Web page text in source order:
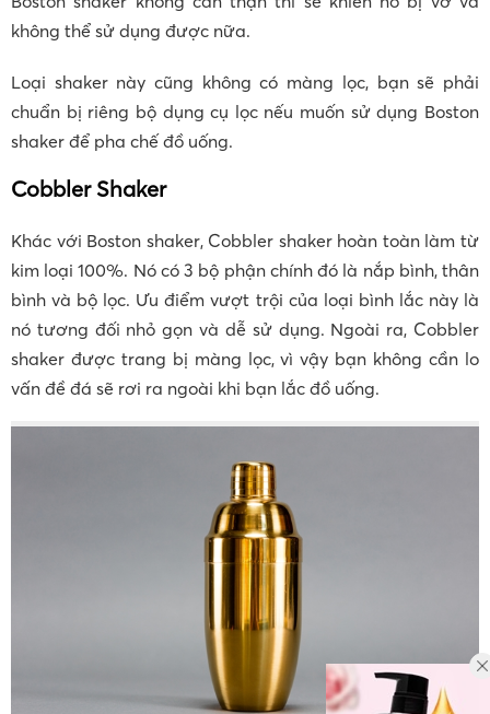
không thể sử dụng được nữa.
Loại shaker này cũng không có màng lọc, bạn sẽ phải
chuẩn bị riêng bộ dụng cụ lọc nếu muốn sử dụng Boston
shaker để pha chế đồ uống.
Cobbler Shaker
Khác với Boston shaker, Cobbler shaker hoàn toàn làm từ
kim loại 100%. Nó có 3 bộ phận chính đó là nắp bình, thân
bình và bộ lọc. Ưu điểm vượt trội của loại bình lắc này là
nó tương đối nhỏ gọn và dễ sử dụng. Ngoài ra, Cobbler
shaker được trang bị màng lọc, vì vậy bạn không cần lo
vấn đề đá sẽ rơi ra ngoài khi bạn lắc đồ uống.